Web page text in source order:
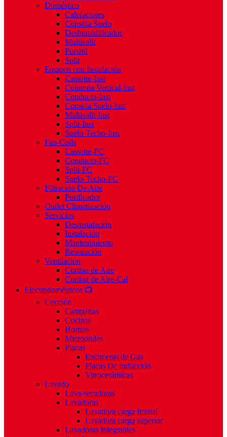
Doméstico
Calefactores
Consola Suelo
Deshumidificador
Multisplit
Portátil
Split
Equipos con Instalación
Cassette-Inst
Columna Vertical-Inst
Conducto-Inst
Consola Suelo-Inst
Multisplit-Inst
Split-Inst
Suelo-Techo-Inst
Fan-Coils
Cassette-FC
Conducto-FC
Split-FC
Suelo-Techo-FC
Filtración De Aire
Purificador
Outlet Climatización
Servicios
Desinstalación
Instalación
Mantenimiento
Reparación
Ventilación
Cortina de Aire
Cortina de Aire-Cal
Electrodomésticos 📺
Cocción
Campanas
Cocinas
Hornos
Microondas
Placas
Encimeras de Gas
Placas De Inducción
Vitrocerámicas
Lavado
Lava-secadoras
Lavadoras
Lavadora carga frontal
Lavadora carga superior
Lavadoras Integrables